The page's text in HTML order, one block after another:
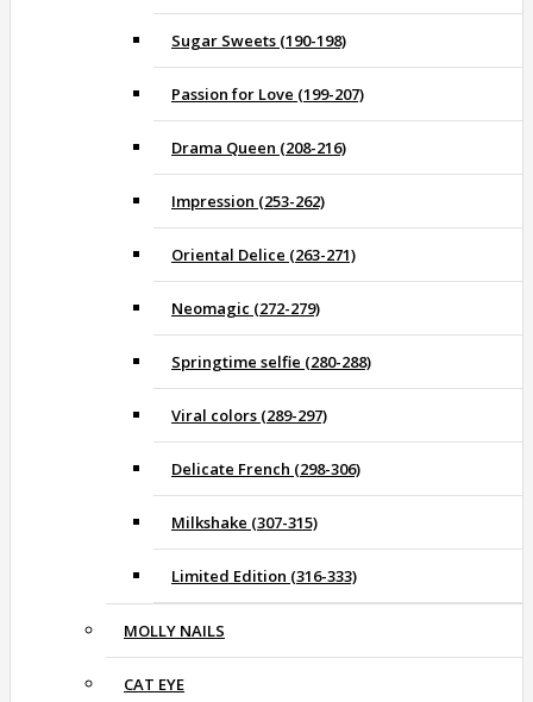
Sugar Sweets (190-198)
Passion for Love (199-207)
Drama Queen (208-216)
Impression (253-262)
Oriental Delice (263-271)
Neomagic (272-279)
Springtime selfie (280-288)
Viral colors (289-297)
Delicate French (298-306)
Milkshake (307-315)
Limited Edition (316-333)
MOLLY NAILS
CAT EYE